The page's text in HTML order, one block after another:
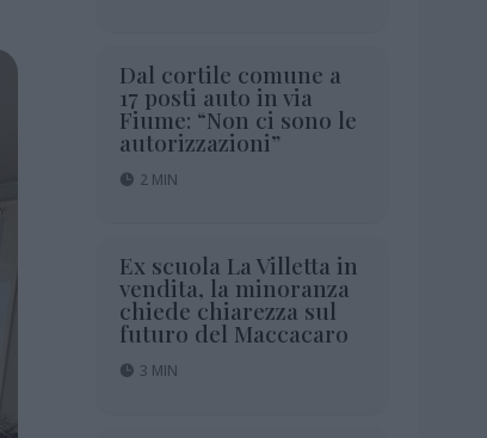
Dal cortile comune a
17 posti auto in via
Fiume: “Non ci sono le
autorizzazioni”
2 MIN
Ex scuola La Villetta in
vendita, la minoranza
chiede chiarezza sul
futuro del Maccacaro
3 MIN